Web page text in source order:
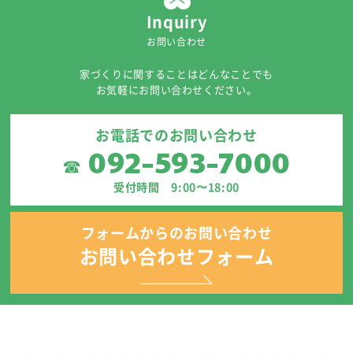
Inquiry
お問い合わせ
家づくりに関することはどんなことでも
お気軽にお問い合わせください。
お電話でのお問い合わせ
☎ 092-593-7000
受付時間 9:00〜18:00
フォームからのお問い合わせ
お問い合わせフォーム